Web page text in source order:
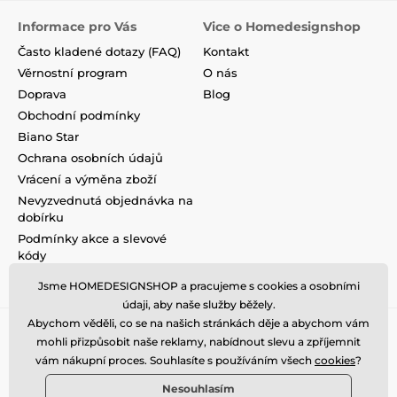
Informace pro Vás
Často kladené dotazy (FAQ)
Věrnostní program
Doprava
Obchodní podmínky
Biano Star
Ochrana osobních údajů
Vrácení a výměna zboží
Nevyzvednutá objednávka na
dobírku
Podmínky akce a slevové
kódy
Vice o Homedesignshop
Kontakt
O nás
Blog
Jsme HOMEDESIGNSHOP a pracujeme s cookies a osobními
údaji, aby naše služby běžely.
Abychom věděli, co se na našich stránkách děje a abychom vám
mohli přizpůsobit naše reklamy, nabídnout slevu a zpříjemnit
vám nákupní proces. Souhlasíte s používáním všech cookies?
Nesouhlasím